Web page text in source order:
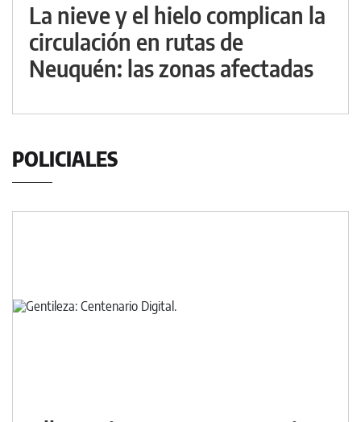
La nieve y el hielo complican la
circulación en rutas de
Neuquén: las zonas afectadas
POLICIALES